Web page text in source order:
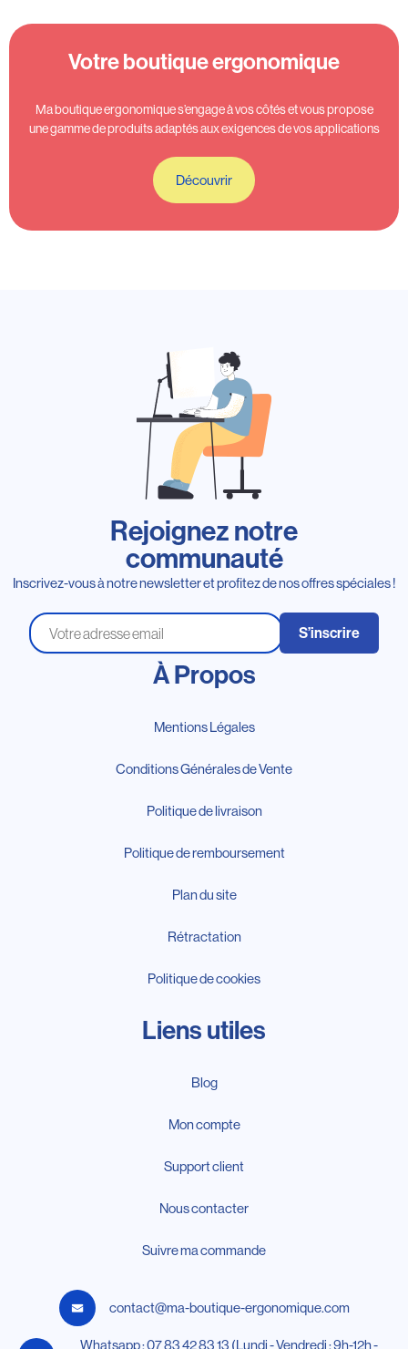
Votre boutique ergonomique
Ma boutique ergonomique s’engage à vos côtés et vous propose
une gamme de produits adaptés aux exigences de vos applications
Découvrir
Rejoignez notre
communauté
Inscrivez-vous à notre newsletter et profitez de nos offres spéciales !
S’inscrire
À Propos
Mentions Légales
Conditions Générales de Vente
Politique de livraison
Politique de remboursement
Plan du site
Rétractation
Politique de cookies
Liens utiles
Blog
Mon compte
Support client
Nous contacter
Suivre ma commande
contact@ma-boutique-ergonomique.com
Whatsapp : 07 83 42 83 13 (Lundi - Vendredi : 9h-12h -